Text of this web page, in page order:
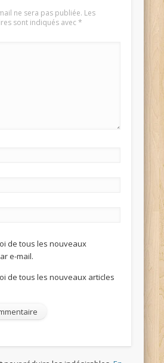
ne sera pas publiée. Les
sont indiqués avec*
de tous les nouveaux
e-mail.
de tous les nouveaux articles